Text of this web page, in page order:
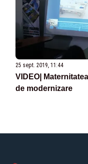
25 sept. 2019, 11:44
VIDEO|
de modernizare